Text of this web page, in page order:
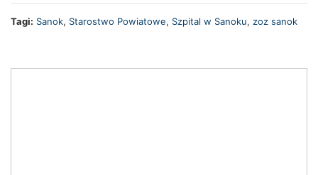
Tagi: Sanok, Starostwo Powiatowe, Szpital w Sanoku, zoz sanok